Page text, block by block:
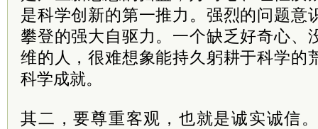
是科学创新的第一推力。强烈的问题意
攀登的强大自驱力。一个缺乏好奇心、
维的人，很难想象能持久躬耕于科学的
科学成就。
其二，要尊重客观，也就是诚实诚信